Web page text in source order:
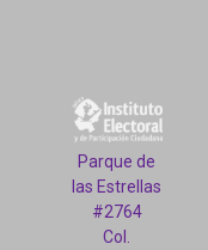
Parque de
las Estrellas
#2764
Col.